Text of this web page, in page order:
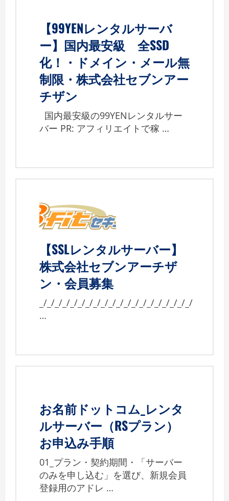
【99YENレンタルサーバ
ー】国内最安級 全SSD
化！・ドメイン・メール無
制限・株式会社セブンアー
チザン
国内最安級の99YENレンタルサー
バー PR: アフィリエイトで稼 …
【SSLレンタルサーバー】
株式会社セブンアーチザ
ン・会員募集
_/_/_/_/_/_/_/_/_/_/_/_/_/_/_/_/_/_/_/_/
…
お名前ドットコム_レンタ
ルサーバー（RSプラン）
お申込み手順
01_プラン・契約期間・「サーバー
のみを申し込む」を選び、新規会員
登録用のアドレ …